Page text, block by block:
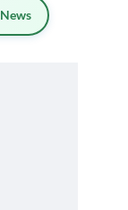
News